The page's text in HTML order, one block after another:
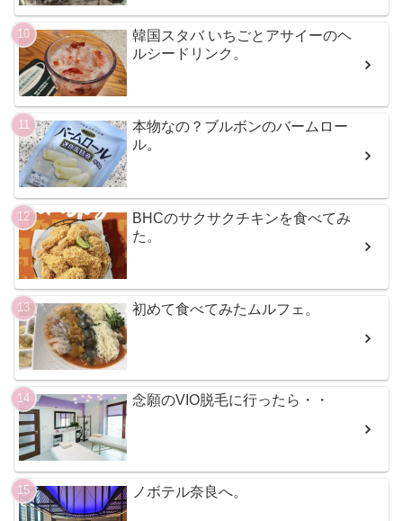
韓国スタバ いちごとアサイーのヘ
ルシードリンク。
本物なの？ブルボンのバームロー
ル。
BHCのサクサクチキンを食べてみ
た。
初めて食べてみたムルフェ。
念願のVIO脱毛に行ったら・・
ノボテル奈良へ。